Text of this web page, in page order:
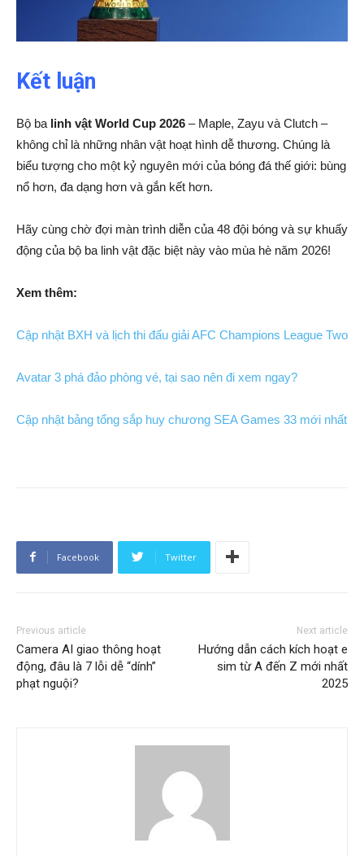
Kết luận
Bộ ba linh vật World Cup 2026 – Maple, Zayu và Clutch –
không chỉ là những nhân vật hoạt hình dễ thương. Chúng là
biểu tượng cho một kỷ nguyên mới của bóng đá thế giới: bùng
nổ hơn, đa dạng hơn và gắn kết hơn.
Hãy cùng chờ đợi màn trình diễn của 48 đội bóng và sự khuấy
động của bộ ba linh vật đặc biệt này vào mùa hè năm 2026!
Xem thêm:
Cập nhật BXH và lịch thi đấu giải AFC Champions League Two
Avatar 3 phá đảo phòng vé, tại sao nên đi xem ngay?
Cập nhật bảng tổng sắp huy chương SEA Games 33 mới nhất
Facebook Twitter
Previous article
Camera AI giao thông hoạt
động, đâu là 7 lỗi dễ “dính”
phạt nguội?
Next article
Hướng dẫn cách kích hoạt e
sim từ A đến Z mới nhất
2025